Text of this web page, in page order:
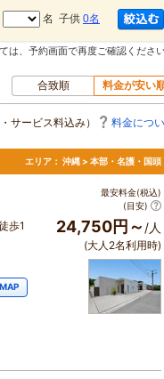
名 子供 0名
、予約画面で再度ご確認ください
合致順 料金が安い
サービス料込み） 料金につ
エリア： 沖縄 > 本部・名護・国頭
歩1
MAP
最安料金(税込)
(目安)
24,750円～ /人
(大人2名利用時)